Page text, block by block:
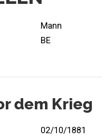
Mann
BE
dem Krieg
02/10/1881